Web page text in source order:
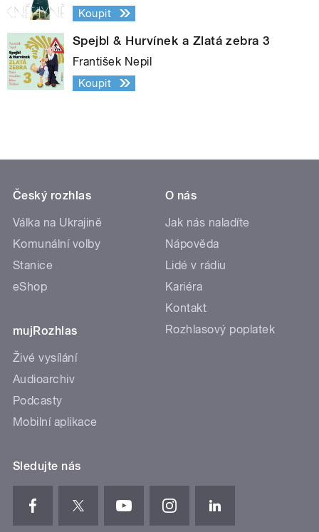
Koupit
Spejbl & Hurvínek a Zlatá zebra 3
František Nepil
Koupit
Český rozhlas
Válka na Ukrajině
Komunální volby
Stanice
eShop
mujRozhlas
Živé vysílání
Audioarchiv
Podcasty
Mobilní aplikace
O nás
Jak nás naladíte
Nápověda
Lidé v rádiu
Kariéra
Kontakt
Rozhlasový poplatek
Sledujte nás